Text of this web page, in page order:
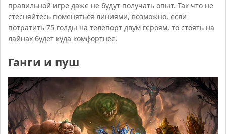
правильной игре даже не будут получать опыт. Так что не
стесняйтесь поменяться линиями, возможно, если
потратить 75 голды на телепорт двум героям, то стоять на
лайнах будет куда комфортнее.
Ганги и пуш